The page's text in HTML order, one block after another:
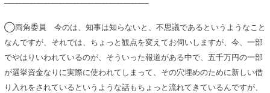
◯両角委員 今のは、知事は知らないと、不思議であるというようなこと
なんですが、それでは、ちょっと観点を変えてお伺いしますが、今、一部
でやはりいわれているのが、そういった報道がある中で、五千万円の一部
が選挙資金なりに実際に使われてしまって、その穴埋めのために新しい借
り入れをされているというような話もちょっと流れてきているんですが、